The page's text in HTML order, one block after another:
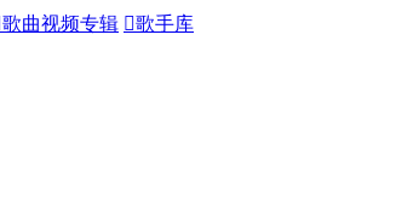
歌曲视频专辑 歌手库